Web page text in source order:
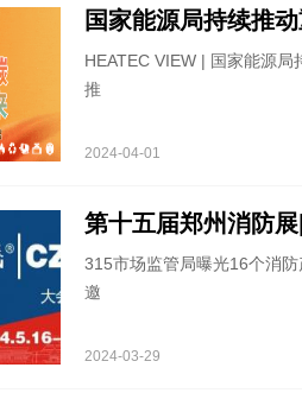
国家能源局持续推
HEATEC VIEW | 国家能源
推
2024-04-01
第十五届郑州消防
315市场监管局曝光16个消
邀
2024-03-29